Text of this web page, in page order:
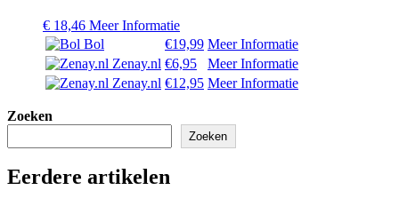
€ 18,46 Meer Informatie
Bol
€19,99 Meer Informatie
Zenay.nl €6,95
Meer Informatie
Zenay.nl €12,95 Meer Informatie
Zoeken
Zoeken
Eerdere artikelen